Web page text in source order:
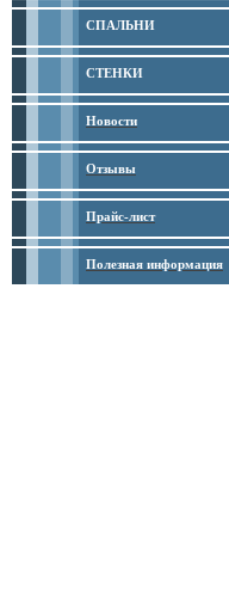
СПАЛЬНИ
СТЕНКИ
Новости
Отзывы
Прайс-лист
Полезная информация